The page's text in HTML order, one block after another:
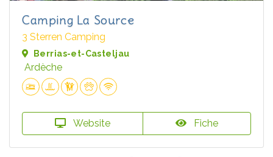
Camping La Source
3 Sterren Camping
Berrias-et-Casteljau
Ardèche
Website Fiche